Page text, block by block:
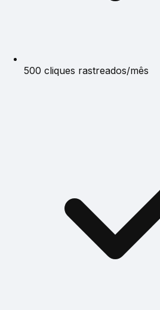
500 cliques rastreados/mês